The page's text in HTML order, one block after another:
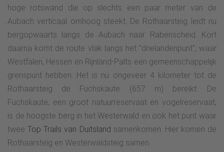
hoge rotswand die op slechts een paar meter van de
Aubach verticaal omhoog steekt. De Rothaarsteig leidt nu
bergopwaarts langs de Aubach naar Rabenscheid. Kort
daarna komt de route vlak langs het "drielandenpunt", waar
Westfalen, Hessen en Rijnland-Palts een gemeenschappelijk
grenspunt hebben. Het is nu ongeveer 4 kilometer tot de
Rothaarsteig de Fuchskaute (657 m) bereikt. De
Fuchskaute, een groot natuurreservaat en vogelreservaat,
is de hoogste berg in het Westerwald en ook het punt waar
tweeTop Trails van Duitsland samenkomen. Hier komen de
Rothaarsteig en Westerwaldsteig samen.